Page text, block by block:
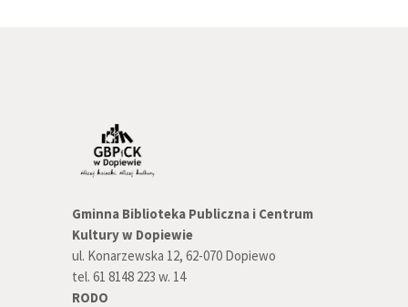
Gminna Biblioteka Publiczna i Centrum
Kultury w Dopiewie
ul. Konarzewska 12, 62-070 Dopiewo
tel. 61 8148 223 w. 14
RODO